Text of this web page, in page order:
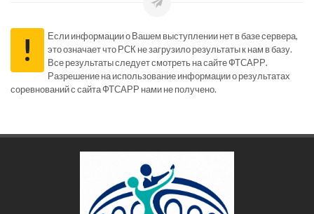
!
Если информации о Вашем выступлении нет в базе сервера,
это означает что РСК не загрузило результаты к нам в базу.
Все результаты следует смотреть на сайте ФТСАРР.
Разрешение на использование информации о результатах
соревнований с сайта ФТСАРР нами не получено.